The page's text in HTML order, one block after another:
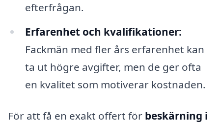
efterfrågan.
Erfarenhet och kvalifikationer:
Fackmän med fler års erfarenhet kan
ta ut högre avgifter, men de ger ofta
en kvalitet som motiverar kostnaden.
För att få en exakt offert för beskärning i